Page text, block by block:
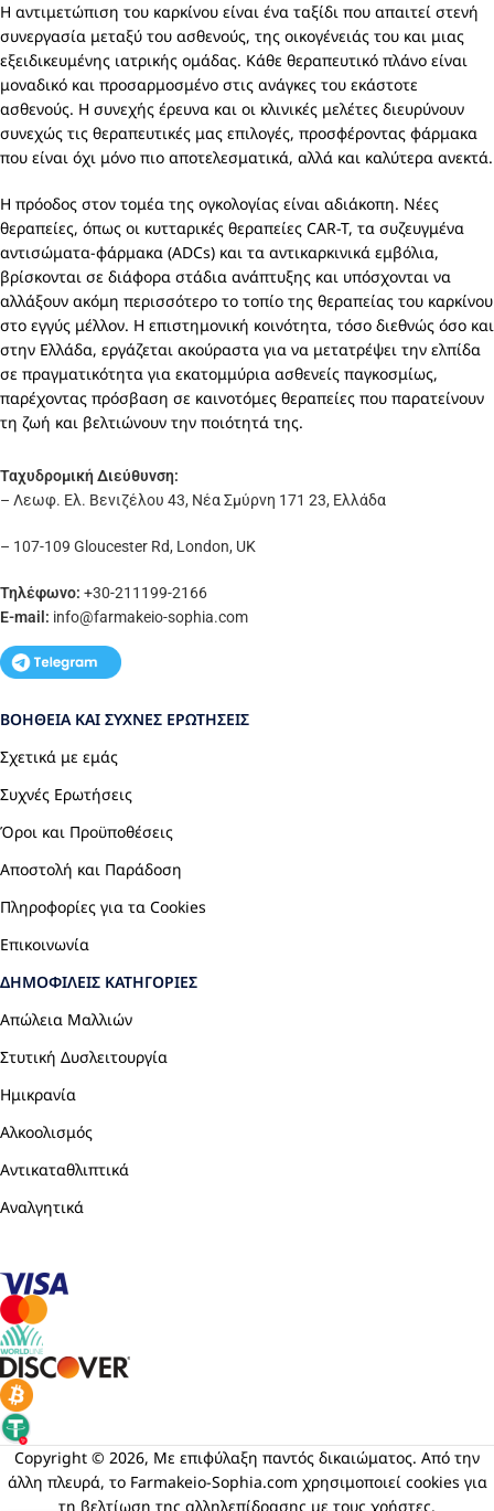
Η αντιμετώπιση του καρκίνου είναι ένα ταξίδι που απαιτεί στενή
συνεργασία μεταξύ του ασθενούς, της οικογένειάς του και μιας
εξειδικευμένης ιατρικής ομάδας. Κάθε θεραπευτικό πλάνο είναι
μοναδικό και προσαρμοσμένο στις ανάγκες του εκάστοτε
ασθενούς. Η συνεχής έρευνα και οι κλινικές μελέτες διευρύνουν
συνεχώς τις θεραπευτικές μας επιλογές, προσφέροντας φάρμακα
που είναι όχι μόνο πιο αποτελεσματικά, αλλά και καλύτερα ανεκτά.
Η πρόοδος στον τομέα της ογκολογίας είναι αδιάκοπη. Νέες
θεραπείες, όπως οι κυτταρικές θεραπείες CAR-T, τα συζευγμένα
αντισώματα-φάρμακα (ADCs) και τα αντικαρκινικά εμβόλια,
βρίσκονται σε διάφορα στάδια ανάπτυξης και υπόσχονται να
αλλάξουν ακόμη περισσότερο το τοπίο της θεραπείας του καρκίνου
στο εγγύς μέλλον. Η επιστημονική κοινότητα, τόσο διεθνώς όσο και
στην Ελλάδα, εργάζεται ακούραστα για να μετατρέψει την ελπίδα
σε πραγματικότητα για εκατομμύρια ασθενείς παγκοσμίως,
παρέχοντας πρόσβαση σε καινοτόμες θεραπείες που παρατείνουν
τη ζωή και βελτιώνουν την ποιότητά της.
Ταχυδρομική Διεύθυνση:
– Λεωφ. Ελ. Βενιζέλου 43, Νέα Σμύρνη 171 23, Ελλάδα
– 107-109 Gloucester Rd, London, UK
Τηλέφωνο: +30-211199-2166
E-mail: info@farmakeio-sophia.com
ΒΟΉΘΕΙΑ ΚΑΙ ΣΥΧΝΈΣ ΕΡΩΤΉΣΕΙΣ
Σχετικά με εμάς
Συχνές Ερωτήσεις
Όροι και Προϋποθέσεις
Αποστολή και Παράδοση
Πληροφορίες για τα Cookies
Επικοινωνία
ΔΗΜΟΦΙΛΕΊΣ ΚΑΤΗΓΟΡΊΕΣ
Απώλεια Μαλλιών
Στυτική Δυσλειτουργία
Ημικρανία
Αλκοολισμός
Αντικαταθλιπτικά
Αναλγητικά
Copyright © 2026, Με επιφύλαξη παντός δικαιώματος. Από την
άλλη πλευρά, το Farmakeio-Sophia.com χρησιμοποιεί cookies για
τη βελτίωση της αλληλεπίδρασης με τους χρήστες.